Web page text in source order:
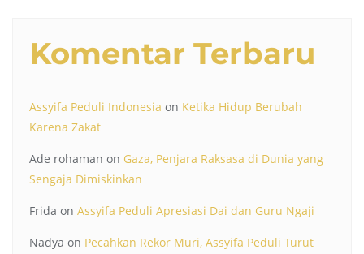
Komentar Terbaru
Assyifa Peduli Indonesia on Ketika Hidup Berubah
Karena Zakat
Ade rohaman on Gaza, Penjara Raksasa di Dunia yang
Sengaja Dimiskinkan
Frida on Assyifa Peduli Apresiasi Dai dan Guru Ngaji
Nadya on Pecahkan Rekor Muri, Assyifa Peduli Turut